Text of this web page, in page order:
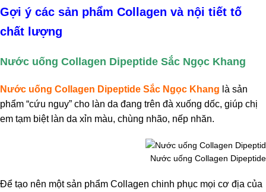
Gợi ý các sản phẩm Collagen và nội tiết tố
chất lượng
Nước uống Collagen Dipeptide Sắc Ngọc Khang
Nước uống Collagen Dipeptide Sắc Ngọc Khang là sản
phẩm “cứu nguy” cho làn da đang trên đà xuống dốc, giúp chị
em tạm biệt làn da xỉn màu, chùng nhão, nếp nhăn.
Nước uống Collagen
Để tạo nên một sản phẩm Collagen chinh phục mọi cơ địa của